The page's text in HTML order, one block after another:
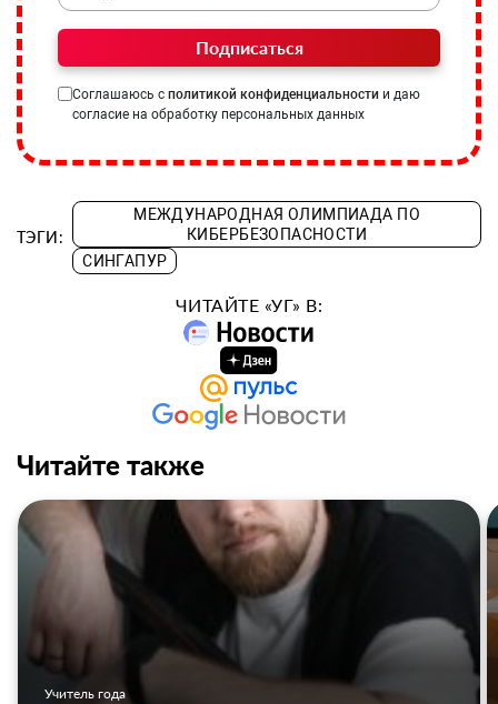
Подписаться
Соглашаюсь с политикой конфиденциальности и даю
согласие на обработку персональных данных
ТЭГИ:
МЕЖДУНАРОДНАЯ ОЛИМПИАДА ПО
КИБЕРБЕЗОПАСНОСТИ
СИНГАПУР
ЧИТАЙТЕ «УГ» В:
Читайте также
Учитель года